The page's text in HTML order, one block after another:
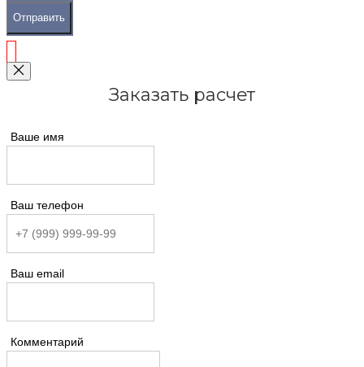
Отправить
Заказать расчет
Ваше имя
Ваш телефон
Ваш email
Комментарий